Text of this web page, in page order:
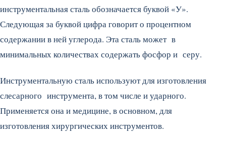
инструментальная сталь обозначается буквой «У».
Следующая за буквой цифра говорит о процентном
содержании в ней углерода. Эта сталь может в
минимальных количествах содержать фосфор и серу.
Инструментальную сталь используют для изготовления
слесарного инструмента, в том числе и ударного.
Применяется она и медицине, в основном, для
изготовления хирургических инструментов.